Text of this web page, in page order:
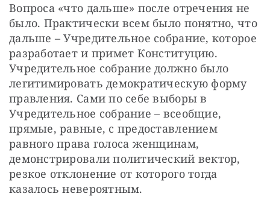
Вопроса «что дальше» после отречения не
было. Практически всем было понятно, что
дальше – Учредительное собрание, которое
разработает и примет Конституцию.
Учредительное собрание должно было
легитимировать демократическую форму
правления. Сами по себе выборы в
Учредительное собрание – всеобщие,
прямые, равные, с предоставлением
равного права голоса женщинам,
демонстрировали политический вектор,
резкое отклонение от которого тогда
казалось невероятным.